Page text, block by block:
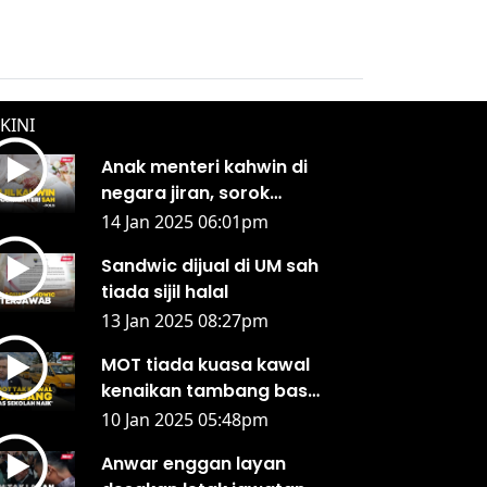
Anak menteri kahwin di
negara jiran, sorok
daripada keluarga - KPN
14 Jan 2025 06:01pm
Sandwic dijual di UM sah
tiada sijil halal
13 Jan 2025 08:27pm
MOT tiada kuasa kawal
kenaikan tambang bas
sekolah - Anthony Loke
10 Jan 2025 05:48pm
Anwar enggan layan